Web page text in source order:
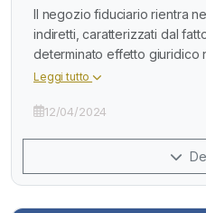
Il negozio fiduciario rientra
indiretti, caratterizzati dal
determinato effetto giuridico
Leggi tutto
12/04/2024